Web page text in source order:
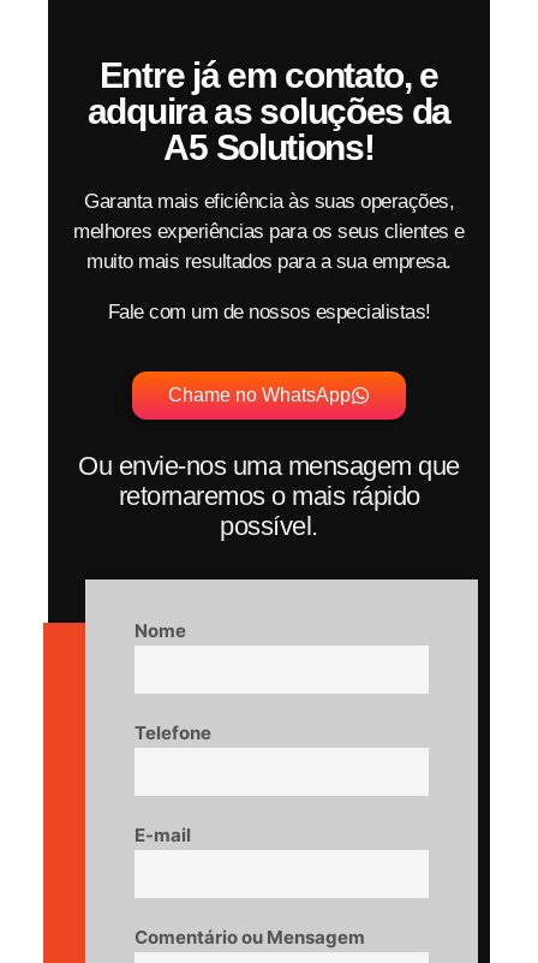
Entre já em contato, e
adquira as soluções da
A5 Solutions!
Garanta mais eficiência às suas operações,
melhores experiências para os seus clientes e
muito mais resultados para a sua empresa.
Fale com um de nossos especialistas!
Chame no WhatsApp
Ou envie-nos uma mensagem que
retornaremos o mais rápido
possível.
Nome
Telefone
E-mail
Comentário ou Mensagem